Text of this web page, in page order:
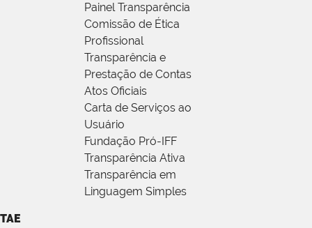
Painel Transparência
Comissão de Ética
Profissional
Transparência e
Prestação de Contas
Atos Oficiais
Carta de Serviços ao
Usuário
Fundação Pró-IFF
Transparência Ativa
Transparência em
Linguagem Simples